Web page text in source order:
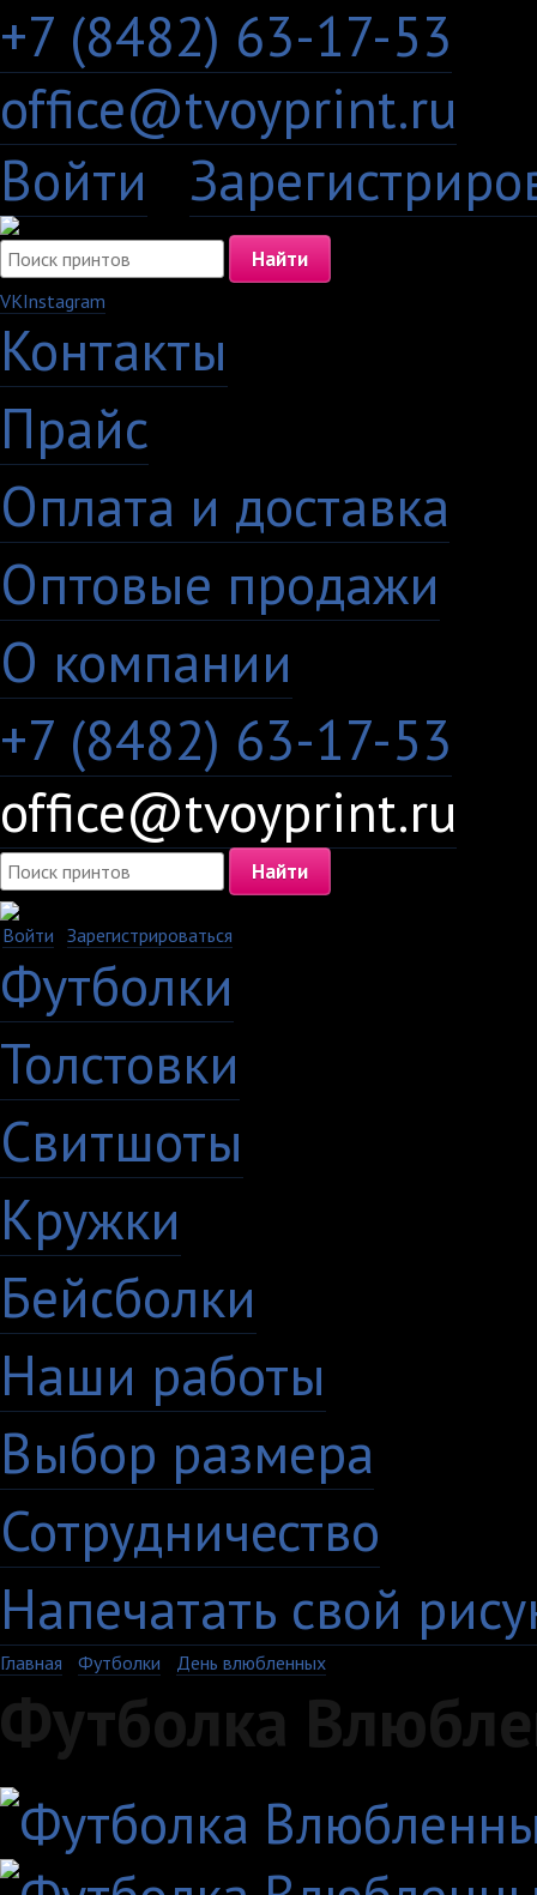
+7 (8482) 63-17-53
office@tvoyprint.ru
Войти
VKInstagram
Контакты
Прайс
Оплата и доставка
Оптовые продажи
О компании
+7 (8482) 63-17-53
office@tvoyprint.ru
Войти Зарегистрироваться
Футболки
Толстовки
Свитшоты
Кружки
Бейсболки
Наши работы
Выбор размера
Сотрудничество
Напечатать свой
Главная Футболки День влюбленных
Футболка